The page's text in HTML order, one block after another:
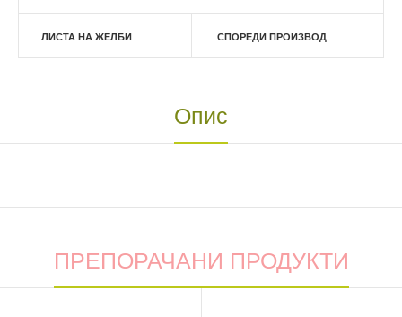
ЛИСТА НА ЖЕЛБИ СПОРЕДИ ПРОИЗВОД
Опис
ПРЕПОРАЧАНИ ПРОДУКТИ